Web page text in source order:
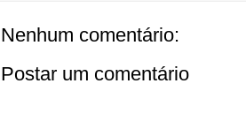
Nenhum comentário:
Postar um comentário